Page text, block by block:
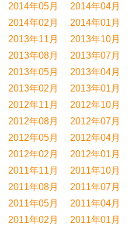
2014年05月
2014年04月
2014年02月
2014年01月
2013年11月
2013年10月
2013年08月
2013年07月
2013年05月
2013年04月
2013年02月
2013年01月
2012年11月
2012年10月
2012年08月
2012年07月
2012年05月
2012年04月
2012年02月
2012年01月
2011年11月
2011年10月
2011年08月
2011年07月
2011年05月
2011年04月
2011年02月
2011年01月